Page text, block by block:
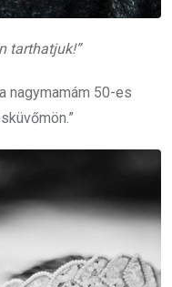
tarthatjuk!”
nagymamám 50-es